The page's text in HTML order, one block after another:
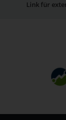
Link für